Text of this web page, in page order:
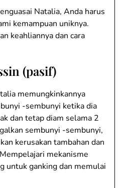
Natalia, Anda harus
kemampuan uniknya.
keahliannya dan cara
(pasif)
memungkinkannya
-sembunyi ketika dia
dan tetap diam selama 2
sembunyi -sembunyi,
kerusakan tambahan dan
mekanisme
untuk ganking dan memulai